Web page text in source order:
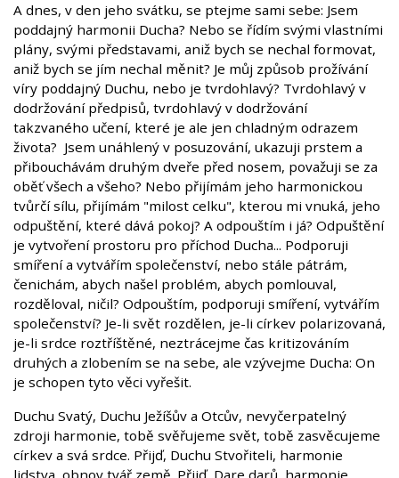
A dnes, v den jeho svátku, se ptejme sami sebe: Jsem
poddajný harmonii Ducha? Nebo se řídím svými vlastními
plány, svými představami, aniž bych se nechal formovat,
aniž bych se jím nechal měnit? Je můj způsob prožívání
víry poddajný Duchu, nebo je tvrdohlavý? Tvrdohlavý v
dodržování předpisů, tvrdohlavý v dodržování
takzvaného učení, které je ale jen chladným odrazem
života? Jsem unáhlený v posuzování, ukazuji prstem a
přibouchávám druhým dveře před nosem, považuji se za
oběť všech a všeho? Nebo přijímám jeho harmonickou
tvůrčí sílu, přijímám "milost celku", kterou mi vnuká, jeho
odpuštění, které dává pokoj? A odpouštím i já? Odpuštění
je vytvoření prostoru pro příchod Ducha... Podporuji
smíření a vytvářím společenství, nebo stále pátrám,
čenichám, abych našel problém, abych pomlouval,
rozděloval, ničil? Odpouštím, podporuji smíření, vytvářím
společenství? Je-li svět rozdělen, je-li církev polarizovaná,
je-li srdce roztříštěné, neztrácejme čas kritizováním
druhých a zlobením se na sebe, ale vzývejme Ducha: On
je schopen tyto věci vyřešit.
Duchu Svatý, Duchu Ježíšův a Otcův, nevyčerpatelný
zdroji harmonie, tobě svěřujeme svět, tobě zasvěcujeme
církev a svá srdce. Přijď, Duchu Stvořiteli, harmonie
lidstva, obnov tvář země. Přijď, Dare darů, harmonie